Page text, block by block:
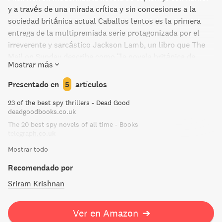
y a través de una mirada crítica y sin concesiones a la
sociedad británica actual Caballos lentos es la primera
entrega de la multipremiada serie protagonizada por el
irreverente y sarcástico Jackson Lamb, un libro que The
espías más placentera en muchos años" y que The Daily
Telegraph escogió entre las veinte mejores novelas de
espías de todos los tiempos. De lo ue no cabe duda es de
que Jackson Lamb y sus "caballos lentos" no dejarán
indiferente a ningún lector. En esta serie, Mick Herron ha
modernizado con brillo y humor la tradicional novela de
concesoniones sobre la sociedad británica actual.
Mostrar más
Presentado en 5 artículos
23 of the best spy thrillers - Dead Good
deadgoodbooks.co.uk
The 20 best spy novels of all time - Books
Mostrar todo
Recomendado por
Sriram Krishnan
Ver en Amazon ➔